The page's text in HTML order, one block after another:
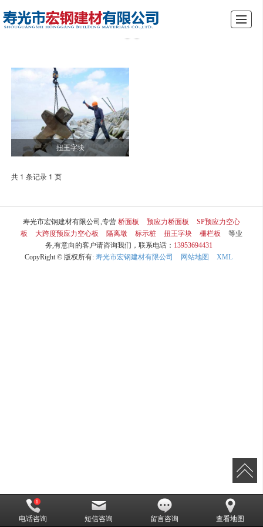
扭王字块
共 1 条记录 1 页
寿光市宏钢建材有限公司,专营 桥面板 预应力桥面板
SP预应力空心
板
大跨度预应力空心板 隔离墩 标示桩 扭王字块 栅栏板
等业
务,有意向的客户请咨询我们，联系电话： 13953694431
CopyRight © 版权所有: 寿光市宏钢建材有限公司 网站地图 XML
电话咨询 短信咨询 留言咨询 查看地图